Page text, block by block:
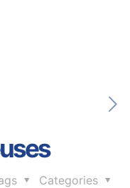
Categories